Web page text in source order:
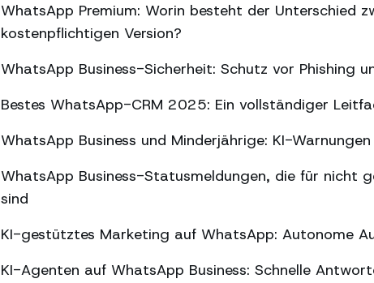
WhatsApp Premium: Worin besteht der Unterschied
kostenpflichtigen Version?
WhatsApp Business-Sicherheit: Schutz vor Phishing
Bestes WhatsApp-CRM 2025: Ein vollständiger
WhatsApp Business und Minderjährige: KI-
WhatsApp Business-Statusmeldungen, die für nicht
sind
KI-gestütztes Marketing auf WhatsApp: Autonome
KI-Agenten auf WhatsApp Business: Schnelle